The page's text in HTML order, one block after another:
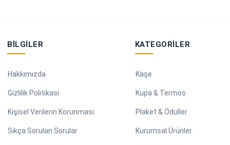
BILGILER
Hakkımızda
Gizlilik Politikası
Kişisel Verilerin Korunması
Sıkça Sorulan Sorular
KATEGORILER
Kaşe
Kupa & Termos
Plaket & Ödüller
Kurumsal Ürünler